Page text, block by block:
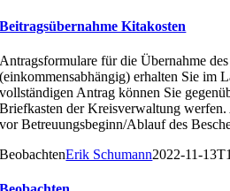
Beitragsübernahme Kitakosten
Antragsformulare für die Übernahme
(einkommensabhängig) erhalten Sie im
vollständigen Antrag können Sie
Briefkasten der Kreisverwaltung
vor Betreuungsbeginn/Ablaufdes
BeobachtenErik Schumann2022-11-